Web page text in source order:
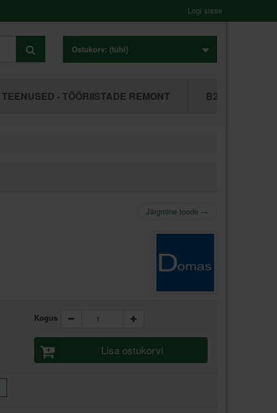
Logi sisse
Ostukorv: (tühi)
TEENUSED - TÖÖRIISTADE REMONT B2B
Järgmine toode →
Kogus
Lisa ostukorvi